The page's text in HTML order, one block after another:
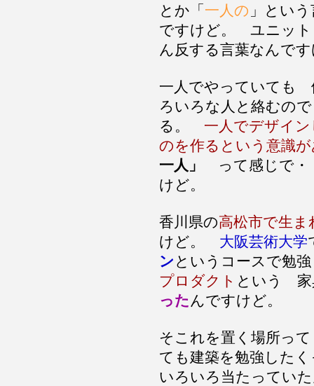
とか「 一人の 」とい
ですけど。 ユニット
ん反する言葉なんで
一人でやっていても
ろいろな人と絡むの
る。 一人でデザイ
のを作るという意識
一人」
って感じで・
けど。
香川県の高松市で生ま
けど。 大阪芸術大学
ン というコースで勉
プロダクト という 家
った んですけど。
そこれを置く場所っ
ても建築を勉強した
いろいろ当たってい